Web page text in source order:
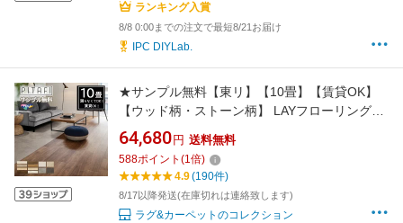
ランキング入賞
8/8 0:00までの注文で最短8/21お届け
IPC DIYLab.
★サンプル無料【東リ】【10畳】【賃貸OK】
【ウッド柄・ストーン柄】 LAYフローリングピ
タフィー PITAFI （120枚/5ケース）かんたん施
工 貼ってはがせる簡単リフォーム★送料無料
（北海道、沖縄県、離島は除きます）
64,680 円 送料無料
588ポイント (1倍)
4.9(190件)
8/17以降発送(在庫切れは連絡致します)
ラグ&カーペットのコレクション